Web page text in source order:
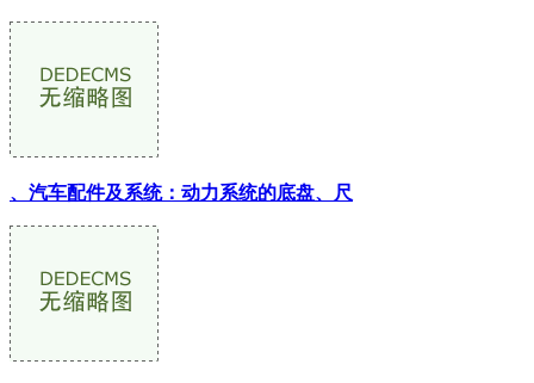
、汽车配件及系统：动力系统的底盘、尺